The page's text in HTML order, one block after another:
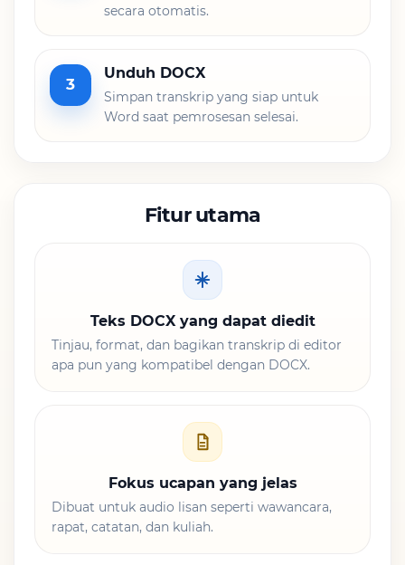
secara otomatis.
3
Unduh DOCX
Simpan transkrip yang siap untuk
Word saat pemrosesan selesai.
Fitur utama
Teks DOCX yang dapat diedit
Tinjau, format, dan bagikan transkrip di editor
apa pun yang kompatibel dengan DOCX.
Fokus ucapan yang jelas
Dibuat untuk audio lisan seperti wawancara,
rapat, catatan, dan kuliah.